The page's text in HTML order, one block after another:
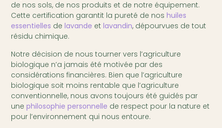
de nos sols, de nos produits et de notre équipement.
Cette certification garantit la pureté de noshuiles
essentielles delavande etlavandin, dépourvues de tout
résidu chimique.
Notre décision de nous tourner vers l’agriculture
biologique n’a jamais été motivée par des
considérations financières. Bien que l’agriculture
biologique soit moins rentable que l’agriculture
conventionnelle, nous avons toujours été guidés par
unephilosophie personnelle de respect pour la nature et
pour l’environnement qui nous entoure.